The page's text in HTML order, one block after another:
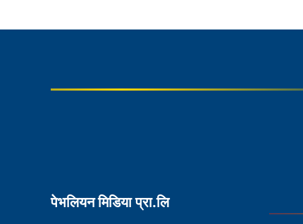
पेभलियन मिडिया प्रा.लि